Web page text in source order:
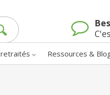
Ressources &